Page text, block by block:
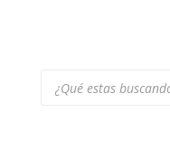
productos